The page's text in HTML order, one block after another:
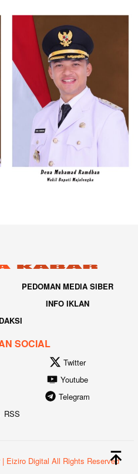
PEDOMAN MEDIA SIBER
INFO IKLAN
SOCIAL
Twitter
Youtube
Telegram
RSS
Eiziro Digital All Rights Reserved